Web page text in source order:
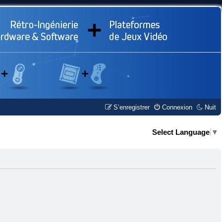
Nuit
Connexion
S’enregistrer
Select Language ▼